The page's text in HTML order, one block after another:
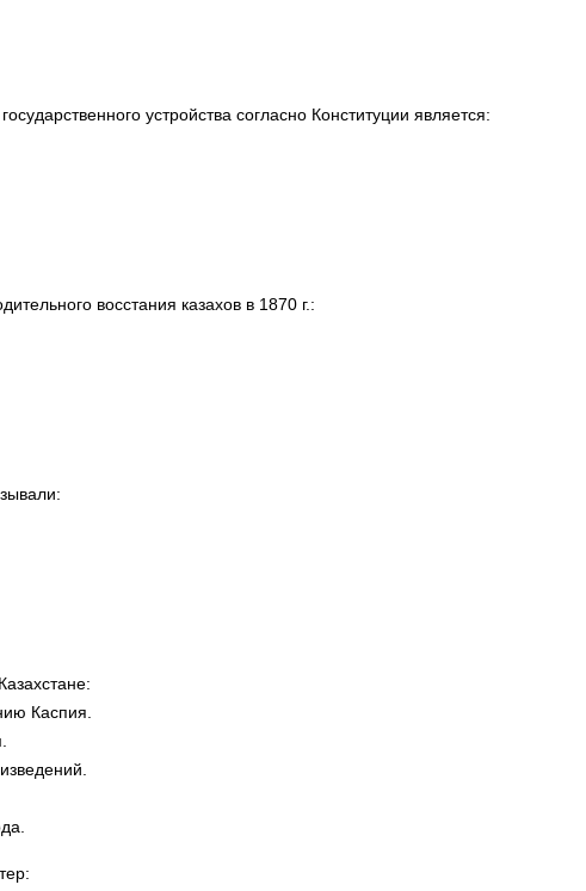
устройства согласно Конституции является:
восстания казахов в 1870 г.:
Каспия.